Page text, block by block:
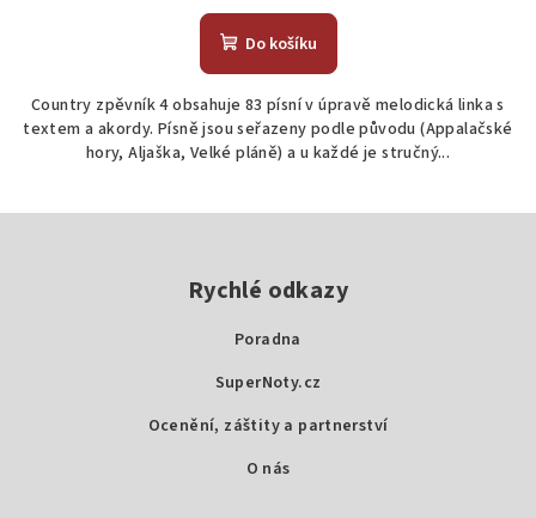
Do košíku
Country zpěvník 4 obsahuje 83 písní v úpravě melodická linka s
textem a akordy. Písně jsou seřazeny podle původu (Appalačské
hory, Aljaška, Velké pláně) a u každé je stručný...
Rychlé odkazy
Poradna
SuperNoty.cz
Ocenění, záštity a partnerství
O nás